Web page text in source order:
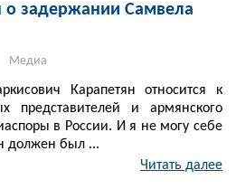
о задержании Самвела
Медиа
Карапетян относится к
представителей и армянского
в России. И я не могу себе
должен был ...
Читать далее